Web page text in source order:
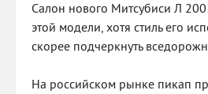
Салон нового Митсубиси Л
этой модели, хотя стиль его
скорее подчеркнуть
На российском рынке пикап